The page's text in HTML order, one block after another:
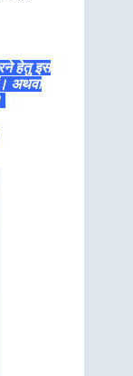
हेतु इस
अथवा